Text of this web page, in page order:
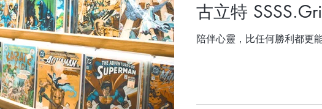
古立特
陪伴心靈，比任何勝利都更